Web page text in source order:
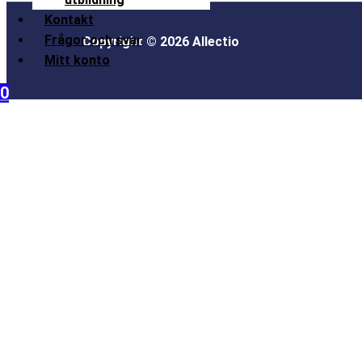
Kontakt
Frågor och svar
Mitt konto
0
Copyright © 2026 Allectio